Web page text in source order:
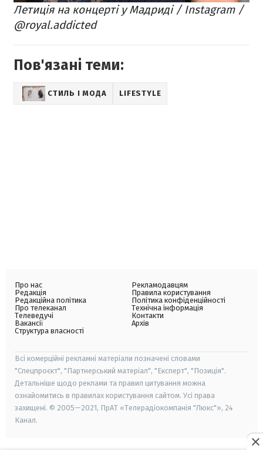
Летиція на концерті у Мадриді / Instagram /
@royal.addicted
Пов'язані теми:
СТИЛЬ І МОДА LIFESTYLE
Про нас
Редакція
Редакційна політика
Про телеканал
Телеведучі
Вакансії
Структура власності
Рекламодавцям
Правила користування
Політика конфіденційності
Технічна інформація
Контакти
Архів
Всі комерційні рекламні матеріали позначені словами
"Спецпроєкт", "Партнерський матеріал", "Експерт", "Позиція".
Детальніше щодо реклами та правил цитування можна
ознайомитись в правилах користування сайтом. Усі права
захищені. © 2005—2021, ПрАТ «Телерадіокомпанія "Люкс"», 24
Канал.